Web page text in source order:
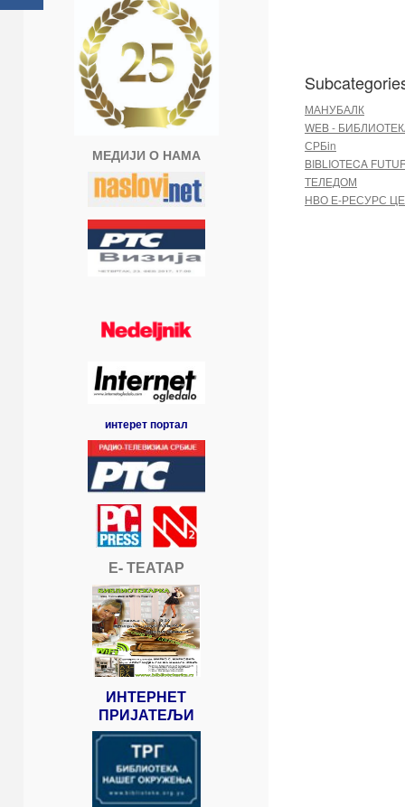
МЕДИЈИ О НАМА
интерет портал
Е- ТЕАТАР
ИНТЕРНЕТ
ПРИЈАТЕЉИ
МАНУБАЛК
WEB -
СРБin
BIBLIOTECA
ТЕЛЕДОМ
НВО Е-РЕСУРС